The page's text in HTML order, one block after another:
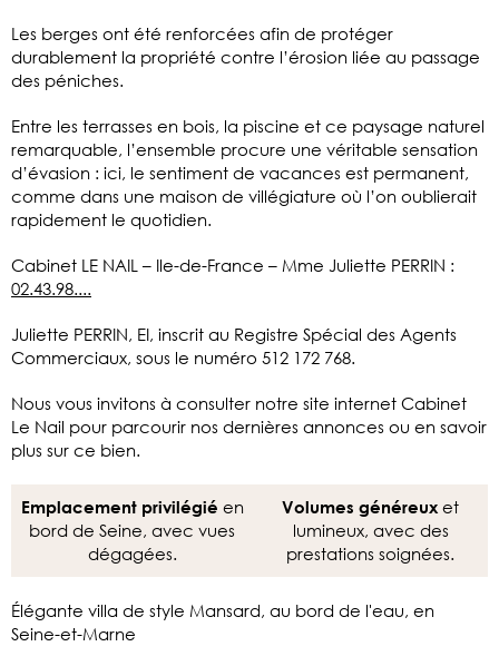
Les berges ont été renforcées afin de protéger
durablement la propriété contre l’érosion liée au passage
des péniches.
Entre les terrasses en bois, la piscine et ce paysage naturel
remarquable, l’ensemble procure une véritable sensation
d’évasion : ici, le sentiment de vacances est permanent,
comme dans une maison de villégiature où l’on oublierait
rapidement le quotidien.
Cabinet LE NAIL – Ile-de-France – Mme Juliette PERRIN :
02.43.98....
Juliette PERRIN, EI, inscrit au Registre Spécial des Agents
Commerciaux, sous le numéro 512 172 768.
Nous vous invitons à consulter notre site internet Cabinet
Le Nail pour parcourir nos dernières annonces ou en savoir
plus sur ce bien.
Emplacement privilégié en
bord de Seine, avec vues
dégagées.
Volumes généreux et
lumineux, avec des
prestations soignées.
Élégante villa de style Mansard, au bord de l'eau, en
Seine-et-Marne